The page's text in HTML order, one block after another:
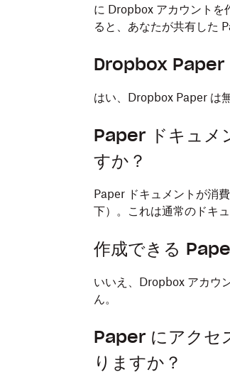
に Dropbox アカウントを
ると、あなたが共有した
Dropbox Paper
はい、Dropbox Paper は
Paper ドキュメ
すか？
Paper ドキュメントが消
下）。これは通常のドキ
作成できる
いいえ、Dropbox アカウ
ん。
Paper にアクセ
りますか？